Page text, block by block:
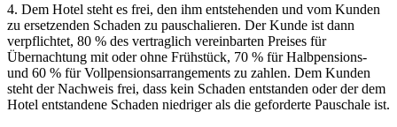
4. Dem Hotel steht es frei, den ihm entstehenden und vom Kunden
zu ersetzenden Schaden zu pauschalieren. Der Kunde ist dann
verpflichtet, 80 % des vertraglich vereinbarten Preises für
Übernachtung mit oder ohne Frühstück, 70 % für Halbpensions-
und 60 % für Vollpensionsarrangements zu zahlen. Dem Kunden
steht der Nachweis frei, dass kein Schaden entstanden oder der dem
Hotel entstandene Schaden niedriger als die geforderte Pauschale ist.